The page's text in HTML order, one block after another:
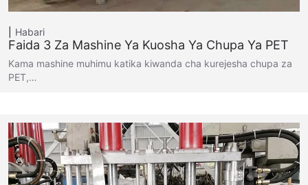
Habari
Faida 3 Za Mashine Ya Kuosha Ya Chupa Ya PET
Kama mashine muhimu katika kiwanda cha kurejesha chupa za
PET,…